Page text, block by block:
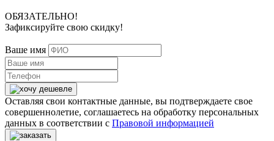
ОБЯЗАТЕЛЬНО!
Зафиксируйте свою скидку!
Ваше имя
Оставляя свои контактные данные, вы подтверждаете свое
совершеннолетие, соглашаетесь на обработку персональных
данных в соответствии с Правовой информацией